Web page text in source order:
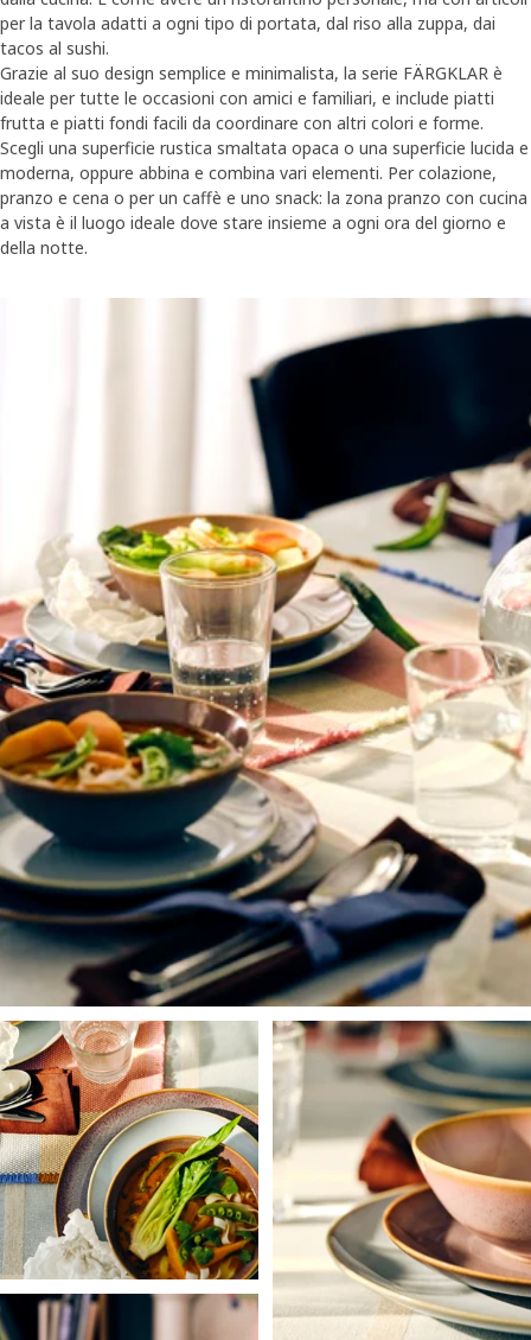
per la tavola adatti a ogni tipo di portata, dal riso alla zuppa, dai
tacos al sushi.
Grazie al suo design semplice e minimalista, la serie FÄRGKLAR è
ideale per tutte le occasioni con amici e familiari, e include piatti
frutta e piatti fondi facili da coordinare con altri colori e forme.
Scegli una superficie rustica smaltata opaca o una superficie lucida e
moderna, oppure abbina e combina vari elementi. Per colazione,
pranzo e cena o per un caffè e uno snack: la zona pranzo con cucina
a vista è il luogo ideale dove stare insieme a ogni ora del giorno e
della notte.